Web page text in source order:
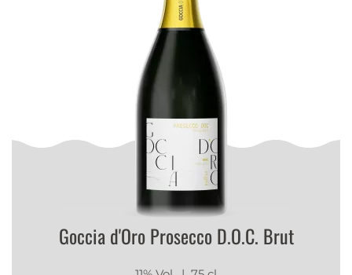
Goccia d'Oro Prosecco D.O.C. Brut